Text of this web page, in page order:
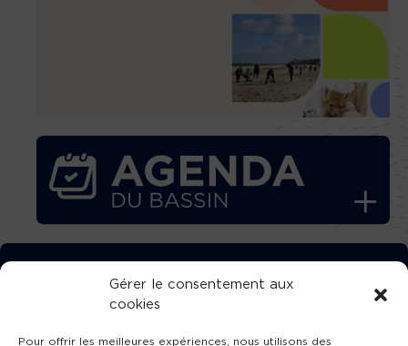
Gérer le consentement aux
cookies
Pour offrir les meilleures expériences, nous utilisons des
TÉLÉCHARGEZ GRATUITEMENT
L’APPLICATION TVBA !